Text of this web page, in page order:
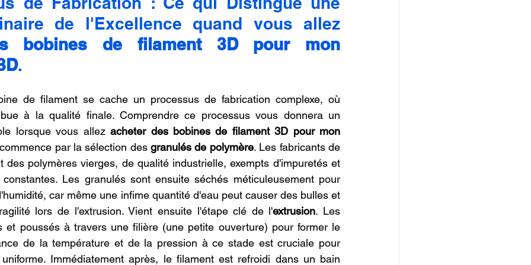
bobines de filament 3D pour mon
.
de filament se cache un processus de fabrication complexe, où
à la qualité finale. Comprendre ce processus vous donnera un
lorsque vous allez acheter des bobines de filament 3D pour mon
par la sélection des granulés de polymère. Les fabricants de
des polymères vierges, de qualité industrielle, exempts d'impuretés et
Les granulés sont ensuite séchés méticuleusement pour
car même une infime quantité d'eau peut causer des bulles et
lors de l'extrusion. Vient ensuite l'étape clé de l'extrusion. Les
et poussés à travers une filière (une petite ouverture) pour former le
de la température et de la pression à ce stade est cruciale pour
Immédiatement après, le filament est refroidi dans un bain